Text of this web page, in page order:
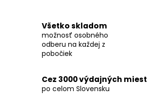
Všetko skladom
možnosť osobného
odberu na každej z
pobočiek
Cez 3000 výdajných miest
po celom Slovensku